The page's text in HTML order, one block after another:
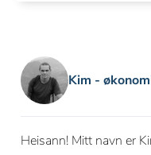
Kim -
Heisann! Mitt navn er